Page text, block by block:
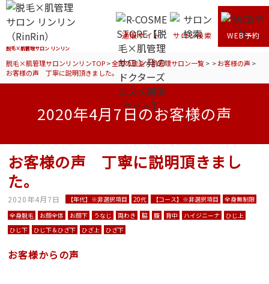
脱毛×肌管理サロン リンリン
通販サイト サロン検索 WEB予約
脱毛×肌管理サロンリンリンTOP>全国の脱毛×肌管理サロン一覧> >お客様の声 >
お客様の声 丁寧に説明頂きました。
2020年4月7日のお客様の声
お客様の声 丁寧に説明頂きまし
た。
2020年4月7日 【年代】※非選択項目 20代 【コース】※非選択項目
全身無制限
全身脱毛
お顔全体 お顔下 うなじ 両わき 脇 腹 背中 ハイジニーナ
ひじ上
ひじ下
ひじ下＆ひざ下 ひざ上 ひざ下
お客様からの声